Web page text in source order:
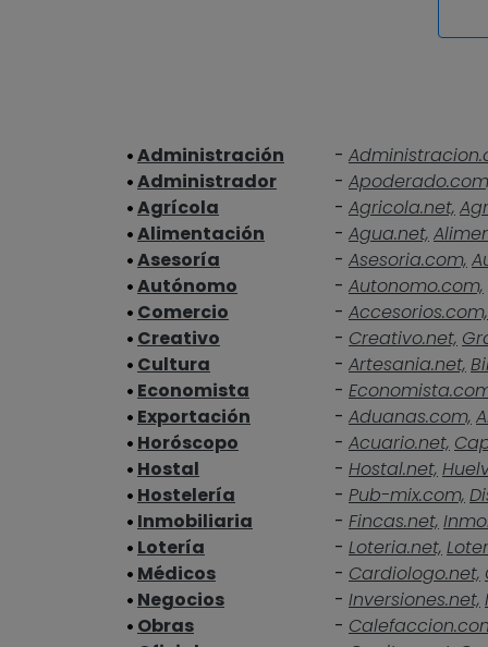
Administración -
Administrador
-
Agrícola
- Agricola.net,
Alimentación
- Agua.net,
Asesoría
- Asesoria.com,
Autónomo
- Autonomo.com,
Comercio
- Accesorios.com,
Creativo
- Creativo.net,
Cultura
- Artesania.net,
Economista
-
Exportación
- Aduanas.com,
Horóscopo
- Acuario.net,
Hostal
- Hostal.net,
Hostelería
- Pub-mix.com,
Inmobiliaria
- Fincas.net,
Lotería
- Loteria.net,
Médicos
- Cardiologo.net,
Negocios
- Inversiones.net,
Obras
-